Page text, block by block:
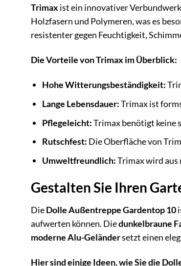
Trimaxist ein innovativer
Holzfasern und Polymeren, was es
resistenter gegen Feuchtigkeit,
Die Vorteile von Trimax im Überblick:
Hohe Witterungsbeständigkeit:
Lange Lebensdauer:Trimax ist
Pflegeleicht:Trimax benötigt keine
Rutschfest: Die Oberfläche von
Umweltfreundlich:Trimax wird
Gestalten Sie Ihren
DieDolle Außentreppe Gardentop 10
aufwerten können. Diedunkelbraune
moderne Alu-Geländersetzt einen
Hier sind einige Ideen, wie Sie die